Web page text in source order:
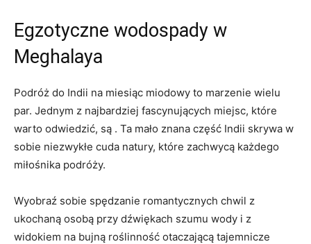
Egzotyczne wodospady w
Meghalaya
Podróż ‍do Indii na miesiąc miodowy to marzenie wielu
par. Jednym z najbardziej fascynujących miejsc, które
warto odwiedzić, są . Ta mało znana część​ Indii skrywa w ​
sobie niezwykłe cuda natury, które zachwycą każdego
miłośnika podróży.
Wyobraź sobie spędzanie romantycznych chwil z
ukochaną‌ osobą przy dźwiękach szumu wody i z
widokiem na⁢ bujną roślinność otaczającą tajemnicze